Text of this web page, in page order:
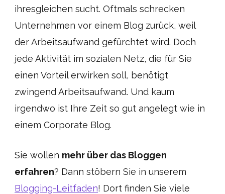
ihresgleichen sucht. Oftmals schrecken
Unternehmen vor einem Blog zurück, weil
der Arbeitsaufwand gefürchtet wird. Doch
jede Aktivität im sozialen Netz, die für Sie
einen Vorteil erwirken soll, benötigt
zwingend Arbeitsaufwand. Und kaum
irgendwo ist Ihre Zeit so gut angelegt wie in
einem Corporate Blog.
Sie wollen mehr über das Bloggen
erfahren? Dann stöbern Sie in unserem
Blogging-Leitfaden! Dort finden Sie viele